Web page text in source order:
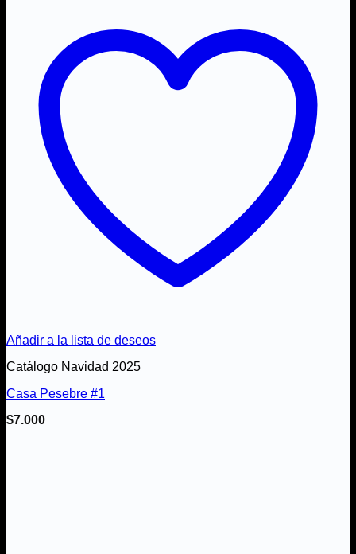
Añadir a la lista de deseos
Catálogo Navidad 2025
Casa Pesebre #1
$7.000